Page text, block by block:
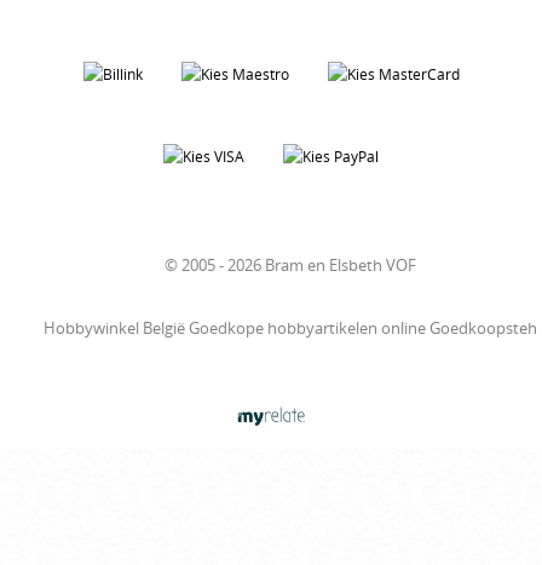
© 2005 - 2026 Bram en Elsbeth VOF
Hobbywinkel België Goedkope hobbyartikelen online Goedkoopsteh